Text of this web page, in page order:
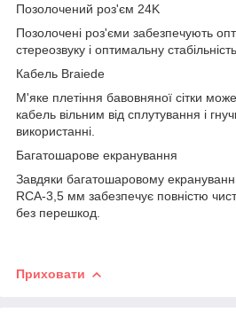
Позолочений роз'єм 24K
Позолочені роз'єми забезпечують
стереозвуку і оптимальну стабільність.
Кабель Braiede
М'яке плетіння бавовняної сітки
кабель вільним від сплутування і
використанні.
Багатошарове екранування
Завдяки багатошаровому
RCA-3,5 мм забезпечує повністю
без перешкод.
Приховати